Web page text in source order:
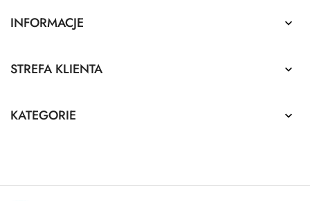
INFORMACJE 
STREFA KLIENTA 
KATEGORIE 